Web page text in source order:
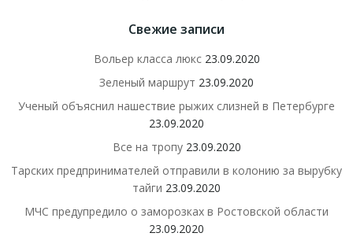
Свежие записи
Вольер класса люкс 23.09.2020
Зеленый маршрут 23.09.2020
Ученый объяснил нашествие рыжих слизней в Петербурге
23.09.2020
Все на тропу 23.09.2020
Тарских предпринимателей отправили в колонию за вырубку
тайги 23.09.2020
МЧС предупредило о заморозках в Ростовской области
23.09.2020